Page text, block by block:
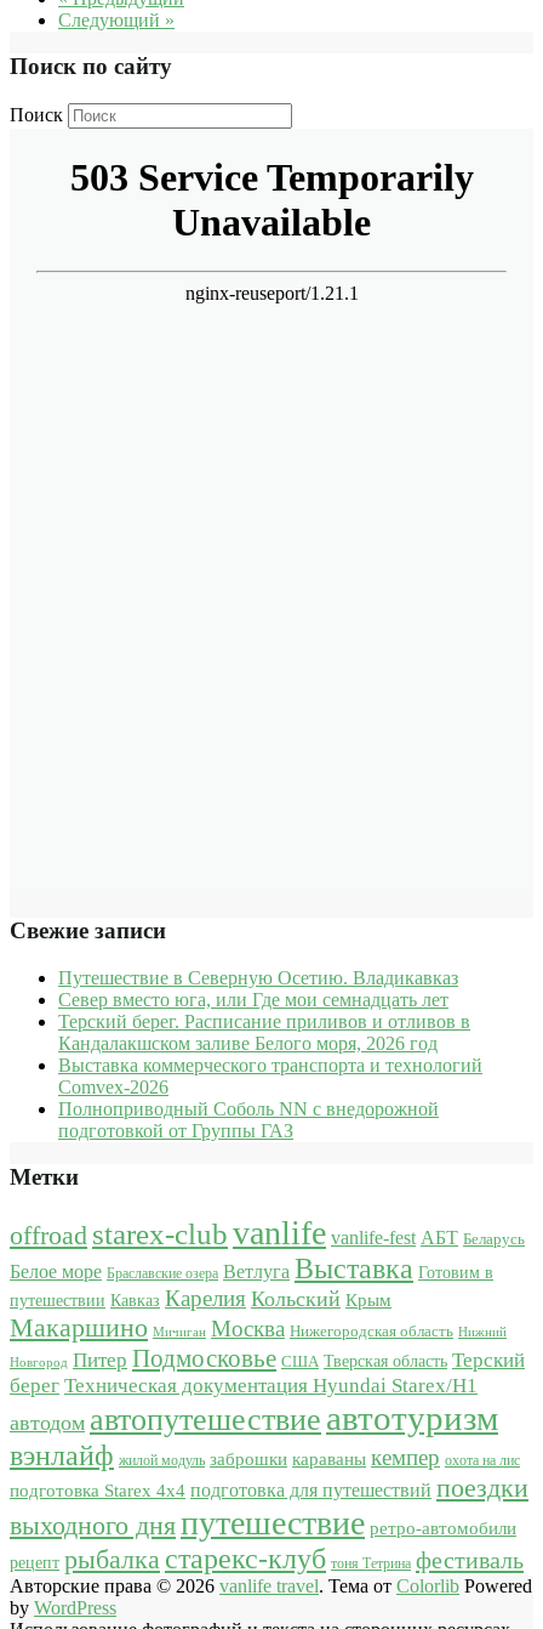
Следующий »
Поиск по сайту
Поиск
Свежие записи
Путешествие в Северную Осетию. Владикавказ
Север вместо юга, или Где мои семнадцать лет
Терский берег. Расписание приливов и отливов в
Кандалакшском заливе Белого моря, 2026 год
Выставка коммерческого транспорта и технологий
Comvex-2026
Полноприводный Соболь NN с внедорожной
подготовкой от Группы ГАЗ
Метки
offroad starex-clubvanlife vanlife-fest АБТ Беларусь
Белое море Браславские озера Ветлуга Выставка Готовим в
путешествии Кавказ Карелия Кольский Крым
Макаршино Мичиган Москва Нижегородская область Нижний
Новгород Питер Подмосковье США Тверская область Терский
берег Техническая документация Hyundai Starex/H1
автодом автопутешествие автотуризм
вэнлайф жилой модуль заброшки караваны кемпер охота на лис
подготовка Starex 4x4 подготовка для путешествий поездки
выходного дняпутешествие ретро-автомобили
рецепт рыбалка старекс-клуб тоня Тетрина фестиваль
Авторские права © 2026 vanlife travel. Тема от Colorlib Powered
by WordPress